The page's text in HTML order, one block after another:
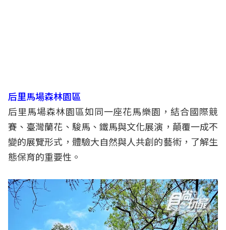
后里馬場森林園區
后里馬場森林園區如同一座花馬樂園，結合國際競
賽、臺灣蘭花、駿馬、鐵馬與文化展演，顛覆一成不
變的展覽形式，體驗大自然與人共創的藝術，了解生
態保育的重要性。